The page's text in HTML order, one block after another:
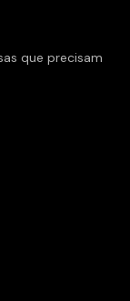
que precisam